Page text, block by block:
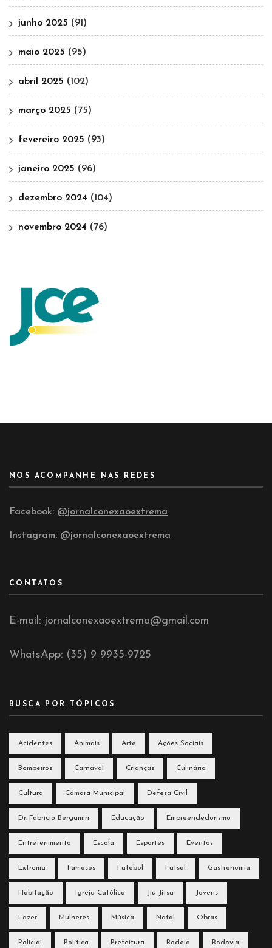
junho 2025 (91)
maio 2025 (95)
abril 2025 (102)
março 2025 (75)
fevereiro 2025 (93)
janeiro 2025 (96)
dezembro 2024 (104)
novembro 2024 (76)
NOS ACOMPANHE NAS REDES
Facebook: @jornalconexaoextrema
Instagram: @jornalconexaoextrema
CONTATOS
E-mail: jornalconexaoextrema@gmail.com
WhatsApp: (35) 9 9935-9725
BUSCA POR TÓPICOS
Acidentes Animais Arte Ações Sociais
Bombeiros Carnaval Crianças Culinária
Cultura Câmara Municipal Defesa Civil
Dr. Fabrício Bergamin Educação Empreendedorismo
Entretenimento Escola Esportes Eventos
Extrema Famosos Futebol Futsal Gastronomia
Habitação Igreja Católica Jiu-Jitsu Jovens
Lazer Mulheres Música Natal Obras
Policial Política Prefeitura Rodeio Rodovia